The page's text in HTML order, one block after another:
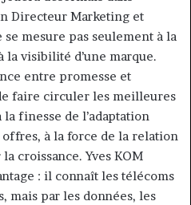
Directeur Marketing et
mesure pas seulement à la
la visibilité d’une marque.
entre promesse et
faire circuler les meilleures
finesse de l’adaptation
à la force de la relation
croissance. Yves KOM
: il connaît les télécoms
mais par les données, les